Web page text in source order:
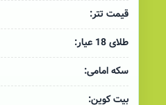
قیمت تتر:
طلای 18 عیار:
سکه امامی:
بیت کوین: